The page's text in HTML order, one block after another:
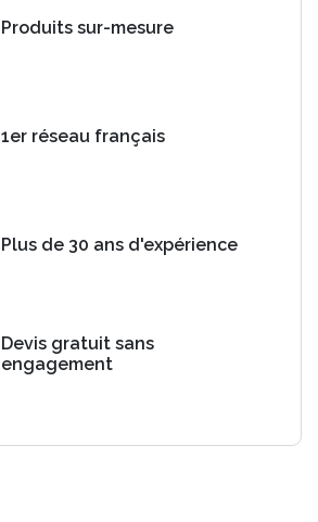
Produits sur-mesure
1er réseau français
Plus de 30 ans d'expérience
Devis gratuit sans
engagement